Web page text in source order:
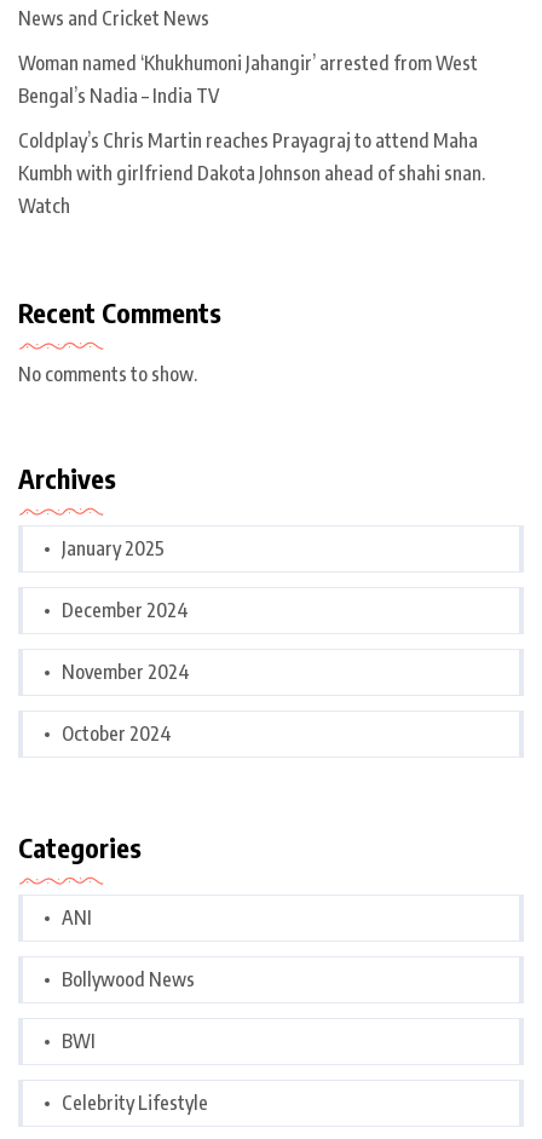
News and Cricket News
Woman named ‘Khukhumoni Jahangir’ arrested from West
Bengal’s Nadia – India TV
Coldplay’s Chris Martin reaches Prayagraj to attend Maha
Kumbh with girlfriend Dakota Johnson ahead of shahi snan.
Watch
Recent Comments
No comments to show.
Archives
January 2025
December 2024
November 2024
October 2024
Categories
ANI
Bollywood News
BWI
Celebrity Lifestyle